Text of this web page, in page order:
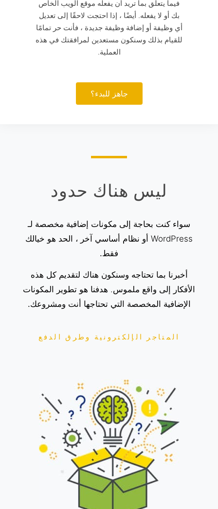
فيما يتعلق بما تريد أن يفعله موقع الويب الخاص
بك أو لا يفعله. أيضًا ، إذا احتجت لاحقًا إلى تعديل
أي وظيفة أو إضافة وظيفة جديدة ، فأنت حر تمامًا
للقيام بذلك وسنكون مستعدين لمرافقتك في هذه
العملية.
جاهز للبدء؟
ليس هناك حدود
سواء كنت بحاجة إلى مكونات إضافية مخصصة لـ
WordPress أو نظام أساسي آخر ،
الحد هو خيالك
فقط.
أخبرنا بما تحتاجه وسنكون هناك لتقديم كل هذه
الأفكار إلى واقع ملموس. هدفنا هو تطوير المكونات
الإضافية المخصصة التي تحتاجها أنت ومشروعك.
المتاجر الإلكترونية وطرق الدفع